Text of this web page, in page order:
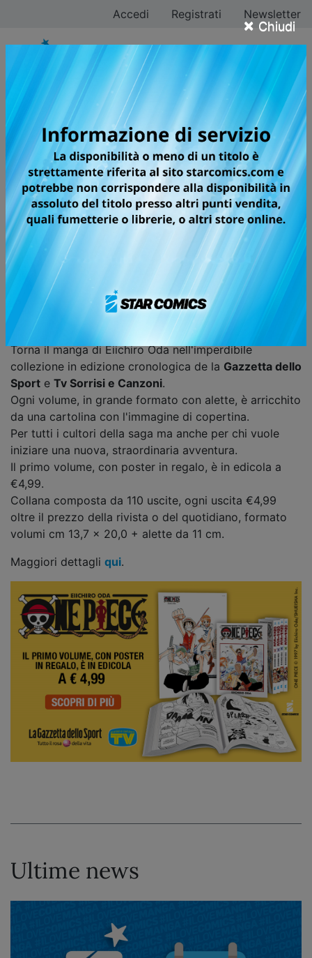
× Chiudi
Accedi Registrati Newsletter
ONE PIECE in edicola
con Gazzetta dello
Sport e Tv Sorrisi e
Canzoni
Il primo volume è disponibile
Pubblicata il 10/03/2026 — Ultimo aggiornamento
10/03/2026
Condividi
Torna il manga di Eiichiro Oda nell'imperdibile
collezione in edizione cronologica de la Gazzetta dello
Sport e Tv Sorrisi e Canzoni.
Ogni volume, in grande formato con alette, è arricchito
da una cartolina con l'immagine di copertina.
Per tutti i cultori della saga ma anche per chi vuole
iniziare una nuova, straordinaria avventura.
Il primo volume, con poster in regalo, è in edicola a
€4,99.
Collana composta da 110 uscite, ogni uscita €4,99
oltre il prezzo della rivista o del quotidiano, formato
volumi cm 13,7 x 20,0 + alette da 11 cm.
Maggiori dettagli qui.
Ultime news